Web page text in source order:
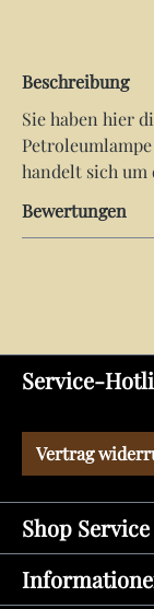
Beschreibung
Sie haben hier
handelt sich um
Bewertungen
Service-
Vertrag
Shop Service